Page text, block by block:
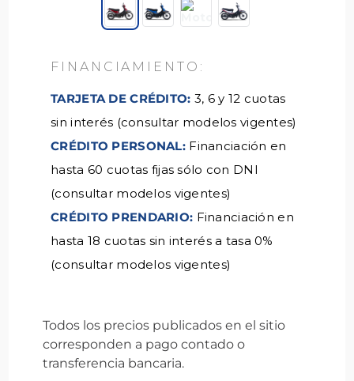
TARJETA DE CRÉDITO: 3, 6 y 12 cuotas
sin interés (consultar modelos vigentes)
CRÉDITO PERSONAL: Financiación en
hasta 60 cuotas fijas sólo con DNI
(consultar modelos vigentes)
CRÉDITO PRENDARIO: Financiación en
hasta 18 cuotas sin interés a tasa 0%
(consultar modelos vigentes)
Todos los precios publicados en el sitio
corresponden a pago contado o
transferencia bancaria.